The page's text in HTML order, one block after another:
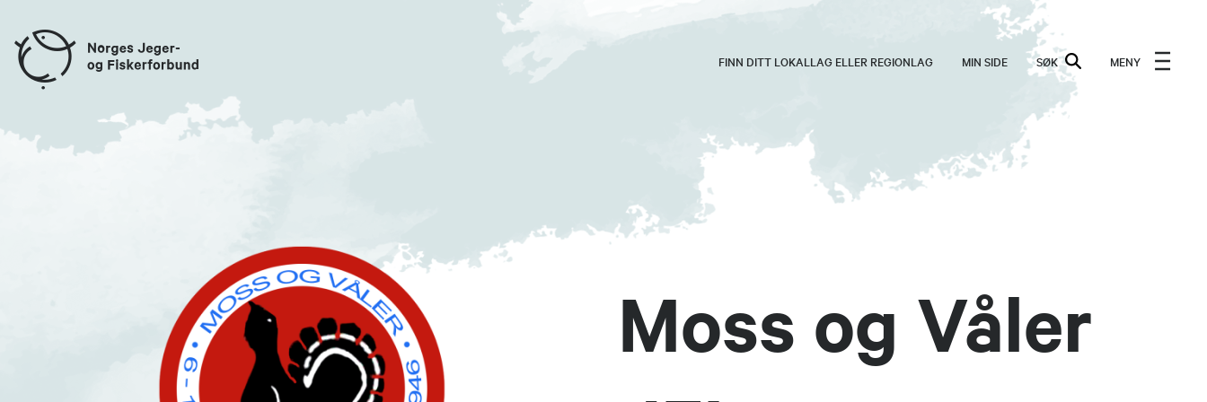
FINN DITT LOKALLAG ELLER REGIONLAG MIN SIDE SØK MENY
Moss og Våler